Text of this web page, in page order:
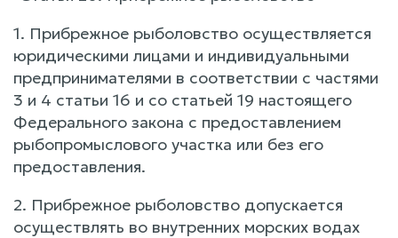
1. Прибрежное рыболовство осуществляется
юридическими лицами и индивидуальными
предпринимателями в соответствии с частями
3 и 4 статьи 16 и со статьей 19 настоящего
Федерального закона с предоставлением
рыбопромыслового участка или без его
предоставления.
2. Прибрежное рыболовство допускается
осуществлять во внутренних морских водах